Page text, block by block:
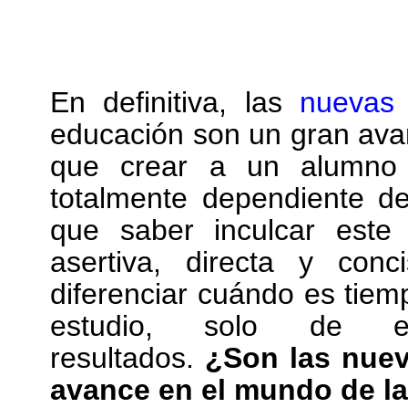
En definitiva, las nuevas
educación son un gran
que crear a un
totalmente dependiente
que saber inculcar
asertiva, directa y
diferenciar cuándo es
estudio, solo de
resultados. ¿Son las
avance en el mundo de